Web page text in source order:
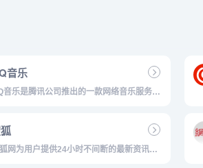
音乐
音乐是腾讯公司推出的一款网络音乐服务产
海量无损曲库、正版音乐下载、空间背景
网为用户提供24小时不间断的最新资讯，